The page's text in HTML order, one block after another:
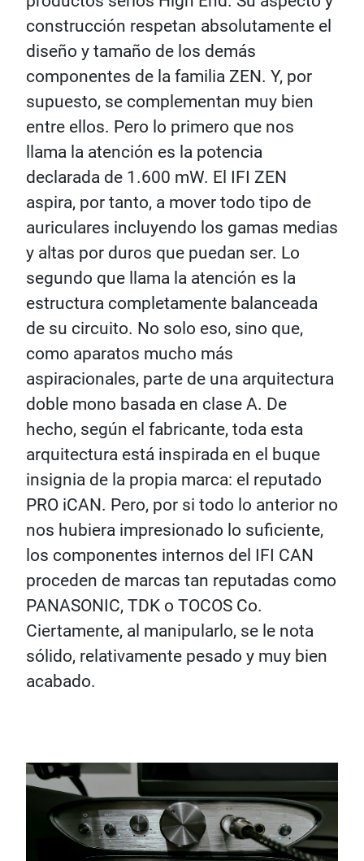
construcción respetan absolutamente el
diseño y tamaño de los demás
componentes de la familia ZEN. Y, por
supuesto, se complementan muy bien
entre ellos. Pero lo primero que nos
llama la atención es la potencia
declarada de 1.600 mW. El IFI ZEN
aspira, por tanto, a mover todo tipo de
auriculares incluyendo los gamas medias
y altas por duros que puedan ser. Lo
segundo que llama la atención es la
estructura completamente balanceada
de su circuito. No solo eso, sino que,
como aparatos mucho más
aspiracionales, parte de una arquitectura
doble mono basada en clase A. De
hecho, según el fabricante, toda esta
arquitectura está inspirada en el buque
insignia de la propia marca: el reputado
PRO iCAN. Pero, por si todo lo anterior no
nos hubiera impresionado lo suficiente,
los componentes internos del IFI CAN
proceden de marcas tan reputadas como
PANASONIC, TDK o TOCOS Co.
Ciertamente, al manipularlo, se le nota
sólido, relativamente pesado y muy bien
acabado.